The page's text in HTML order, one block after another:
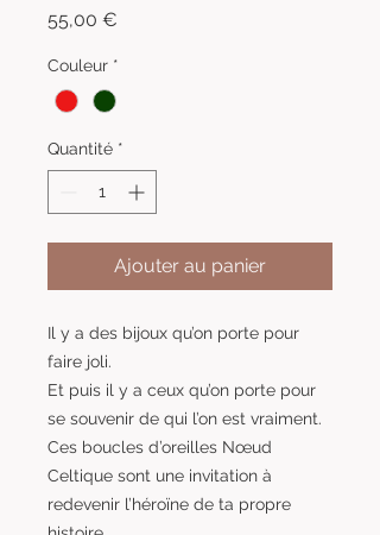
55,00 €
Couleur *
Quantité *
Ajouter au panier
Il y a des bijoux qu’on porte pour
faire joli.
Et puis il y a ceux qu’on porte pour
se souvenir de qui l’on est vraiment.
Ces boucles d’oreilles Nœud
Celtique sont une invitation à
redevenir l’héroïne de ta propre